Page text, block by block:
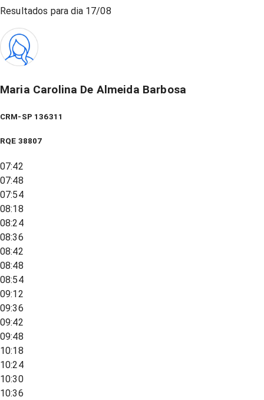
Resultados para dia 17/08
Maria Carolina De Almeida Barbosa
CRM-SP 136311
RQE 38807
07:42
07:48
07:54
08:18
08:24
08:36
08:42
08:48
08:54
09:12
09:36
09:42
09:48
10:18
10:24
10:30
10:36